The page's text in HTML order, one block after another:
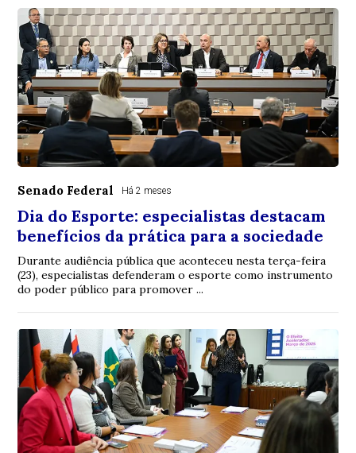
Senado Federal Há 2 meses
Dia do Esporte: especialistas destacam
benefícios da prática para a sociedade
Durante audiência pública que aconteceu nesta terça-feira
(23), especialistas defenderam o esporte como instrumento
do poder público para promover ...